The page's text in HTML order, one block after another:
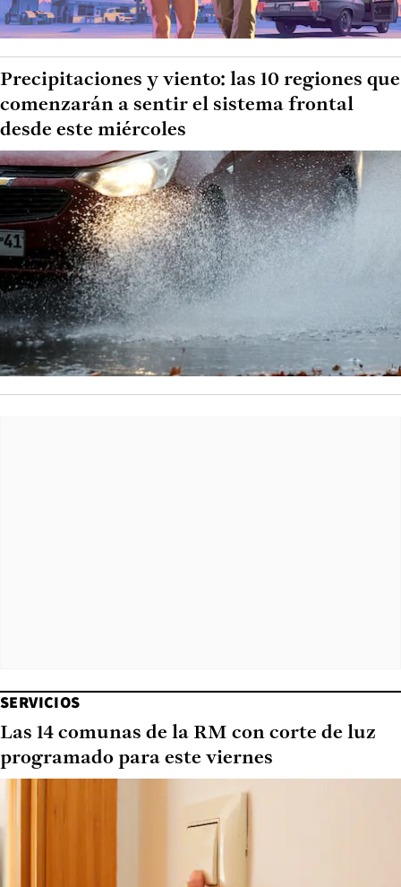
Precipitaciones y viento: las 10 regiones que
comenzarán a sentir el sistema frontal
desde este miércoles
SERVICIOS
Las 14 comunas de la RM con corte de luz
programado para este viernes